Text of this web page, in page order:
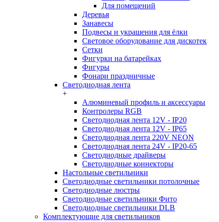
Для помещений
Деревья
Занавесы
Подвесы и украшения для ёлки
Световое оборудование для дискотек
Сетки
Фигурки на батарейках
Фигуры
Фонари праздничные
Светодиодная лента
+
Алюминевый профиль и аксессуары
Контролеры RGB
Светодиодная лента 12V - IP20
Светодиодная лента 12V - IP65
Светодиодная лента 220V NEON
Светодиодная лента 24V - IP20-65
Светодиодные драйверы
Светодиодные коннекторы
Настольные светильники
Светодиодные светильники потолочные
Светодиодные люстры
Светодиодные светильники Фито
Светодиодные светильники DLB
Комплектующие для светильников